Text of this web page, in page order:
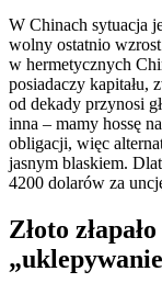
W Chinach sytuacja
wolny ostatnio
w hermetycznych
posiadaczy kapitału,
od dekady przynosi
inna – mamy hossę
obligacji, więc
jasnym blaskiem.
4200 dolarów za
Złoto